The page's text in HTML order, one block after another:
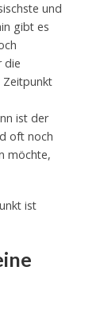
und
gibt es
die
Zeitpunkt
ist der
oft noch
möchte,
ist